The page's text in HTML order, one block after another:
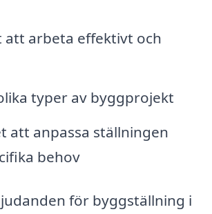
att arbeta effektivt och
typer av byggprojekt
att anpassa ställningen
behov
för byggställning i